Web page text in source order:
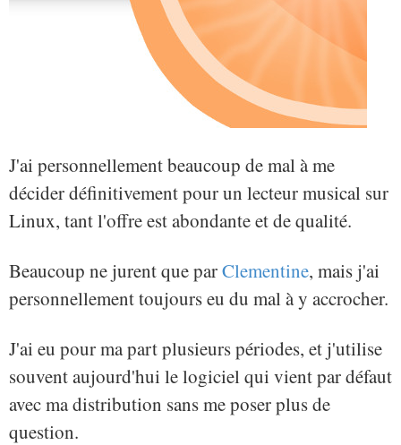
J'ai personnellement beaucoup de mal à me
décider définitivement pour un lecteur musical sur
Linux, tant l'offre est abondante et de qualité.
Beaucoup ne jurent que parClementine, mais j'ai
personnellement toujours eu du mal à y accrocher.
J'ai eu pour ma part plusieurs périodes, et j'utilise
souvent aujourd'hui le logiciel qui vient par défaut
avec ma distribution sans me poser plus de
question.